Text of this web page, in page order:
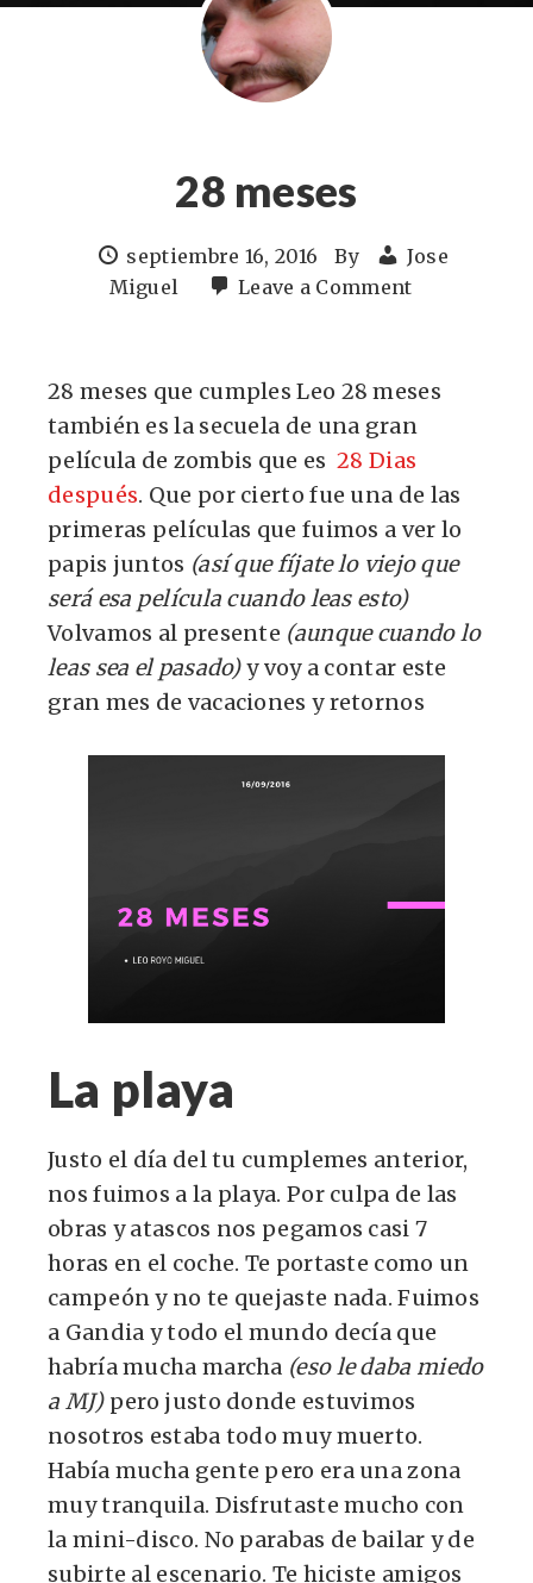
28 meses
septiembre 16, 2016 By
Jose
Miguel
Leave a Comment
28 meses que cumples Leo 28 meses
también es la secuela de una gran
película de zombis que es 28 Dias
después. Que por cierto fue una de las
primeras películas que fuimos a ver lo
papis juntos (así que fíjate lo viejo que
será esa película cuando leas esto)
Volvamos al presente (aunque cuando lo
leas sea el pasado)y voy a contar este
gran mes de vacaciones y retornos
La playa
Justo el día del tu cumplemes anterior,
nos fuimos a la playa. Por culpa de las
obras y atascos nos pegamos casi 7
horas en el coche. Te portaste como un
campeón y no te quejaste nada. Fuimos
a Gandia y todo el mundo decía que
habría mucha marcha (eso le daba miedo
a MJ)pero justo donde estuvimos
nosotros estaba todo muy muerto.
Había mucha gente pero era una zona
muy tranquila. Disfrutaste mucho con
la mini-disco. No parabas de bailar y de
subirte al escenario. Te hiciste amigos